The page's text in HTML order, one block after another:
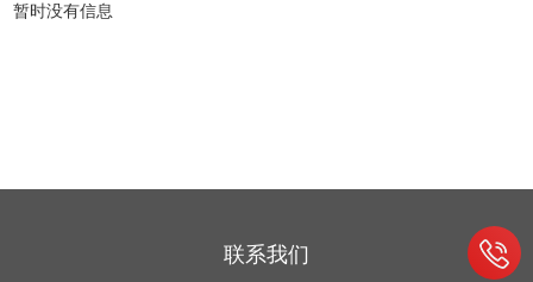
暂时没有信息
联系我们